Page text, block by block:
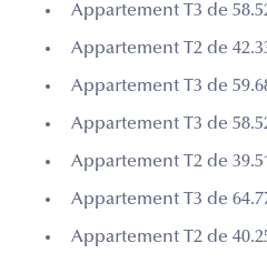
Appartement T3 de
Appartement T2 de
Appartement T3 de
Appartement T3 de
Appartement T2 de
Appartement T3 de
Appartement T2 de